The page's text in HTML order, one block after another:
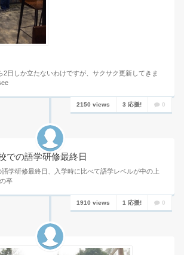
2日しか立たないわけですが、サクサク更新してきま
2150 views 3 応援! 0
での語学研修最終日
語学研修最終日、入学時に比べて語学レベルが中の上
卒
1910 views 1 応援! 0